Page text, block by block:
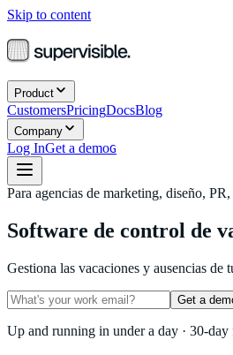
Skip to content
Product
CustomersPricingDocsBlog
Company
Log InGet a demoG
Para agencias de marketing, diseño,
Software de control de
Gestiona las vacaciones y ausencias
Get a
Up and running in under a day · 30-day